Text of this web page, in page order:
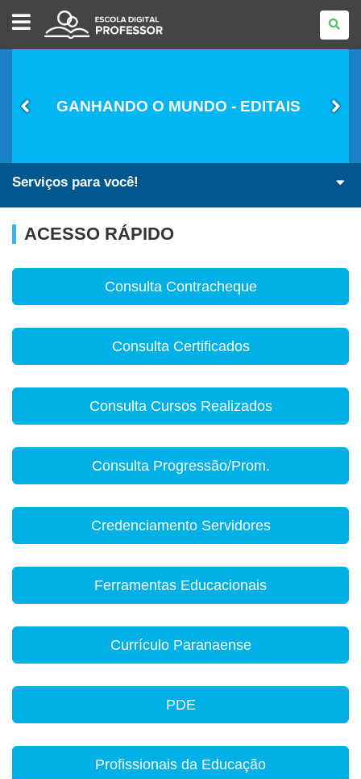
ESCOLA
DIGITAL
-
PROFESSOR
GANHANDO O MUNDO - EDITAIS
Serviços para você!
ACESSO RÁPIDO
Consulta Contracheque
Consulta Certificados
Consulta Cursos Realizados
Consulta Progressão/Prom.
Credenciamento Servidores
Ferramentas Educacionais
Currículo Paranaense
PDE
Profissionais da Educação